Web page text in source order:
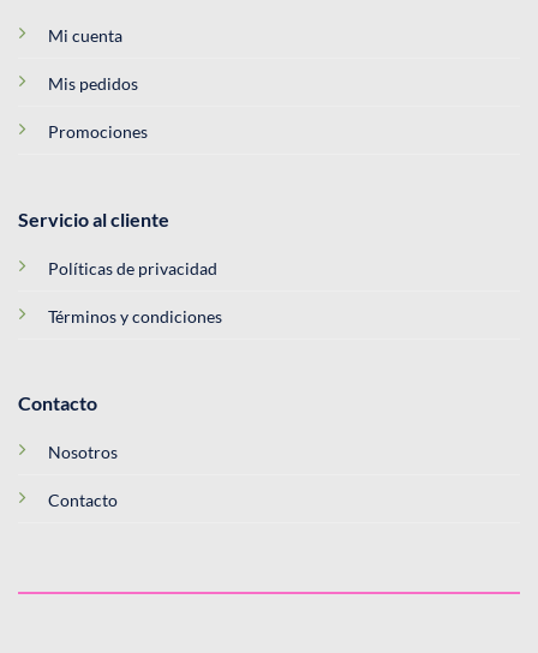
Mi cuenta
Mis pedidos
Promociones
Servicio al cliente
Políticas de privacidad
Términos y condiciones
Contacto
Nosotros
Contacto